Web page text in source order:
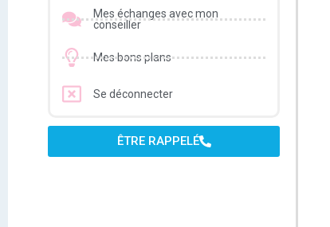
Mes échanges avec mon
conseiller
Mes bons plans
Se déconnecter
ÊTRE RAPPELÉ